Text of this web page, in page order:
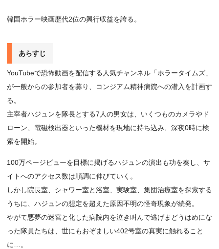
韓国ホラー映画歴代2位の興行収益を誇る。
あらすじ
YouTubeで恐怖動画を配信する人気チャンネル「ホラータイムズ」
が一般からの参加者を募り、コンジアム精神病院への潜入を計画す
る。
主宰者ハジュンを隊長とする7人の男女は、いくつものカメラやド
ローン、電磁検出器といった機材を現地に持ち込み、深夜0時に検
索を開始。
100万ページビューを目標に掲げるハジュンの演出も功を奏し、サ
イトへのアクセス数は順調に伸びていく。
しかし院長室、シャワー室と浴室、実験室、集団治療室を探索する
うちに、ハジュンの想定を超えた原因不明の怪奇現象が続発。
やがて悪夢の迷宮と化した病院内を泣き叫んで逃げまどうはめにな
った隊員たちは、世にもおぞましい402号室の真実に触れること
に…。